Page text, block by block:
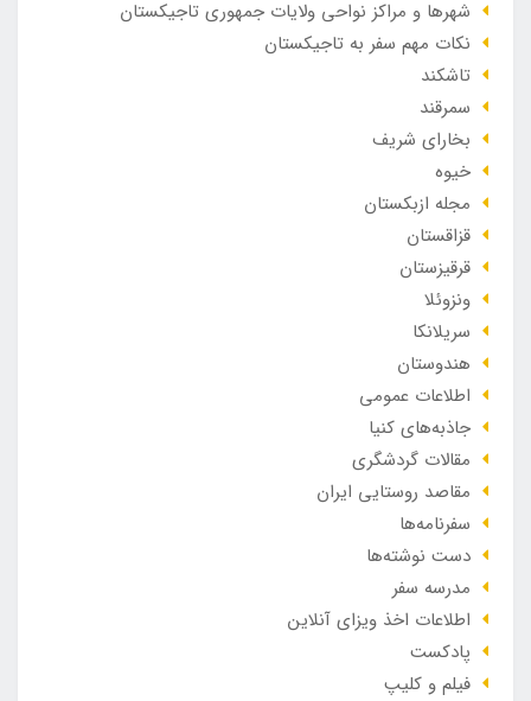
شهرها و مراکز نواحی ولایات جمهوری تاجیکستان
نکات مهم سفر به تاجیکستان
تاشکند
سمرقند
بخارای شریف
خیوه
مجله ازبکستان
قزاقستان
قرقیزستان
ونزوئلا
سریلانکا
هندوستان
اطلاعات عمومی
جاذبه‌های کنیا
مقالات گردشگری
مقاصد روستایی ایران
سفرنامه‌ها
دست نوشته‌ها
مدرسه سفر
اطلاعات اخذ ویزای آنلاین
پادکست
فیلم و کلیپ